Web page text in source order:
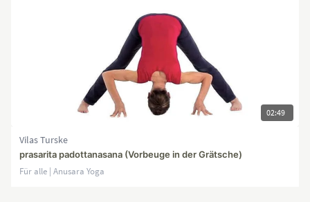
02:49
Vilas Turske
prasarita padottanasana (Vorbeuge in der Grätsche)
Für alle | Anusara Yoga